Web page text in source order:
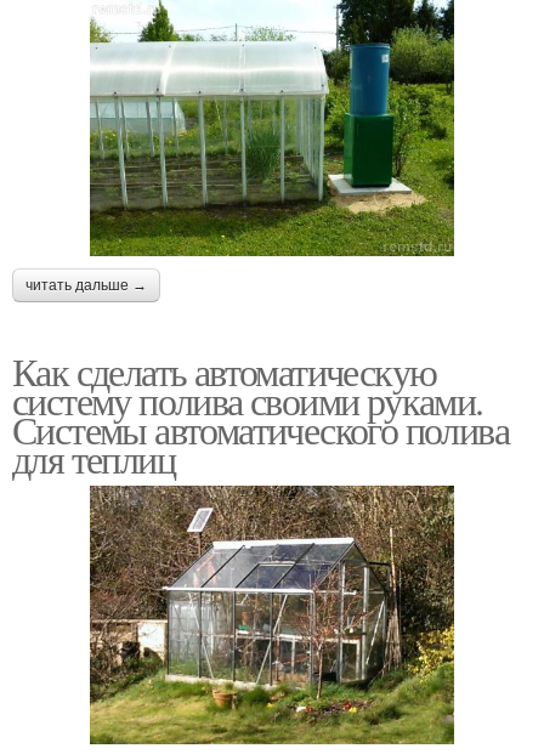
читать дальше →
Как сделать автоматическую
систему полива своими руками.
Системы автоматического полива
для теплиц